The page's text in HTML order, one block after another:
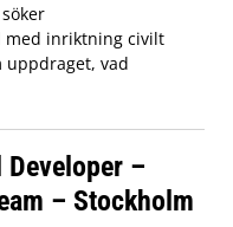
med inriktning civilt
uppdraget, vad
Developer –
– Stockholm